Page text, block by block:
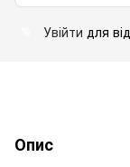
Увійти для
Опис